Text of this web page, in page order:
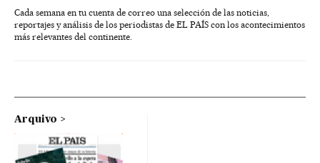
Cada semana en tu cuenta de correo una selección de las noticias,
reportajes y análisis de los periodistas de EL PAÍS con los acontecimientos
más relevantes del continente.
Arquivo